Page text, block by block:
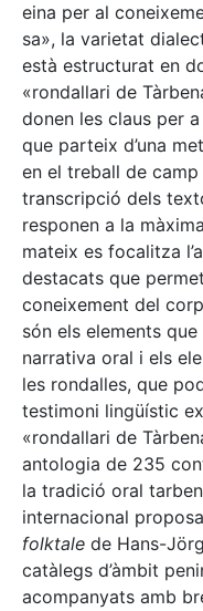
eina per al
sa», la varietat
està estructurat en
«rondallari de
donen les claus per
que parteix d’una
en el treball de
transcripció dels
responen a la
mateix es focalitza
destacats que
coneixement del
són els elements
narrativa oral i els
les rondalles, que
testimoni lingüístic
«rondallari de
antologia de 235
la tradició oral
internacional
folktale de Hans-
catàlegs d’àmbit
acompanyats amb